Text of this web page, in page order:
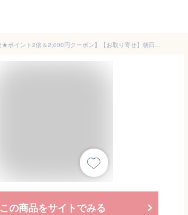
【マラソン限定★ポイント2倍＆2,000円クーポン】【お取り寄せ】朝日電器 タワー型タップ WBS-TW1204USB コード付き電源タップUSBポート付 電源タップ OAタップ 配線パーツ 家電
この商品をサイトでみる